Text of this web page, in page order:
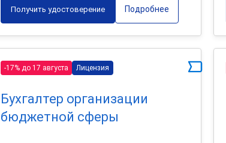
Получить удостоверение Подробнее
-17% до 17 августа Лицензия
Бухгалтер организации
бюджетной сферы